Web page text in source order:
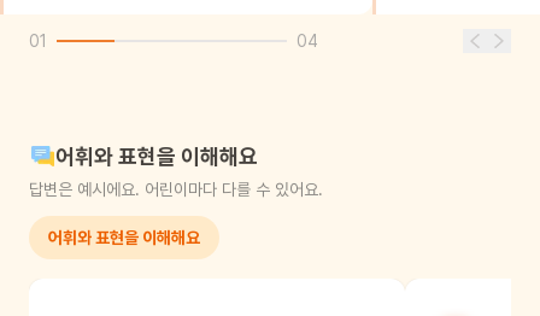
01 04
어휘와 표현을 이해해요
답변은 예시에요. 어린이마다 다를 수 있어요.
어휘와 표현을 이해해요